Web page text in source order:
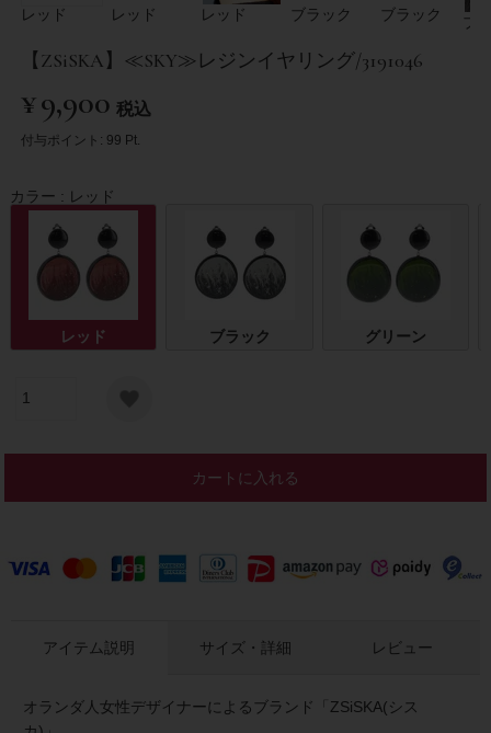
レッド レッド レッド ブラック ブラック ブ
【ZSiSKA】≪SKY≫レジンイヤリング/3191046
¥9,900 税込
付与ポイント: 99 Pt.
カラー レッド
レッド ブラック グリーン
カートに入れる
アイテム説明
オランダ人女性デザイナーによるブランド「ZSiSKA(シス
サイズ・詳細 レビュー